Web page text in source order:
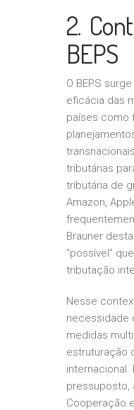
2.
BEPS
O BEPS
eficácia das
países como
tributárias
tributária de
Amazon,
Brauner
“possível”
tributação
Nesse
necessidade
medidas
estruturação
internacional.
pressuposto,
Cooperação